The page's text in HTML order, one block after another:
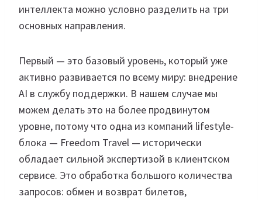
интеллекта можно условно разделить на три
основных направления.
Первый — это базовый уровень, который уже
активно развивается по всему миру: внедрение
AI в службу поддержки. В нашем случае мы
можем делать это на более продвинутом
уровне, потому что одна из компаний lifestyle-
блока — Freedom Travel — исторически
обладает сильной экспертизой в клиентском
сервисе. Это обработка большого количества
запросов: обмен и возврат билетов,